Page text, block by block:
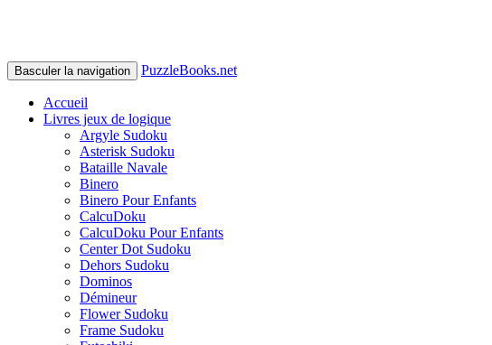
Basculer la navigation PuzzleBooks.net
Accueil
Livres jeux de logique
Argyle Sudoku
Asterisk Sudoku
Bataille Navale
Binero
Binero Pour Enfants
CalcuDoku
CalcuDoku Pour Enfants
Center Dot Sudoku
Dehors Sudoku
Dominos
Démineur
Flower Sudoku
Frame Sudoku